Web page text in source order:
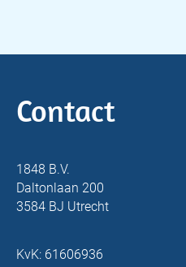
Contact
1848 B.V.
Daltonlaan 200
3584 BJ Utrecht
KvK: 61606936